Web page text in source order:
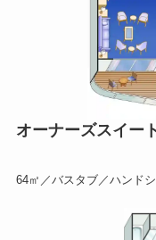
オーナーズスイー
64㎡／バスタブ／ハンド